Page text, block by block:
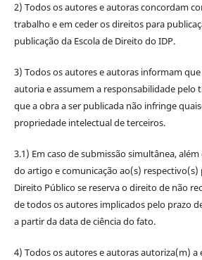
2) Todos os autores e autoras concordam
trabalho e em ceder os direitos para
publicação da Escola de Direito do IDP.
3) Todos os autores e autoras informam
autoria e assumem a responsabilidade pelo
que a obra a ser publicada não infringe
propriedade intelectual de terceiros.
3.1) Em caso de submissão simultânea,
do artigo e comunicação ao(s) respectivo(s)
Direito Público se reserva o direito de não
de todos os autores implicados pelo prazo
a partir da data de ciência do fato.
4) Todos os autores e autoras autoriza(m) a